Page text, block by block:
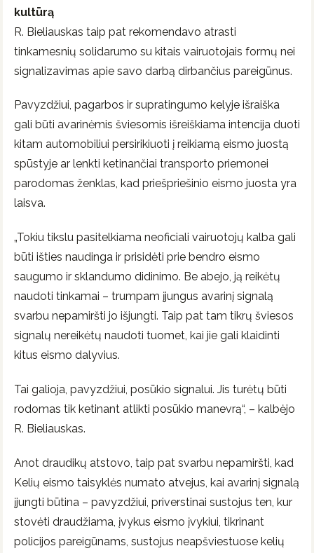
kultūrą
R. Bieliauskas taip pat rekomendavo atrasti
tinkamesnių solidarumo su kitais vairuotojais formų nei
signalizavimas apie savo darbą dirbančius pareigūnus.
Pavyzdžiui, pagarbos ir supratingumo kelyje išraiška
gali būti avarinėmis šviesomis išreiškiama intencija duoti
kitam automobiliui persirikiuoti į reikiamą eismo juostą
spūstyje ar lenkti ketinančiai transporto priemonei
parodomas ženklas, kad priešpriešinio eismo juosta yra
laisva.
„Tokiu tikslu pasitelkiama neoficiali vairuotojų kalba gali
būti išties naudinga ir prisidėti prie bendro eismo
saugumo ir sklandumo didinimo. Be abejo, ją reikėtų
naudoti tinkamai – trumpam įjungus avarinį signalą
svarbu nepamiršti jo išjungti. Taip pat tam tikrų šviesos
signalų nereikėtų naudoti tuomet, kai jie gali klaidinti
kitus eismo dalyvius.
Tai galioja, pavyzdžiui, posūkio signalui. Jis turėtų būti
rodomas tik ketinant atlikti posūkio manevrą“, – kalbėjo
R. Bieliauskas.
Anot draudikų atstovo, taip pat svarbu nepamiršti, kad
Kelių eismo taisyklės numato atvejus, kai avarinį signalą
įjungti būtina – pavyzdžiui, priverstinai sustojus ten, kur
stovėti draudžiama, įvykus eismo įvykiui, tikrinant
policijos pareigūnams, sustojus neapšviestuose kelių